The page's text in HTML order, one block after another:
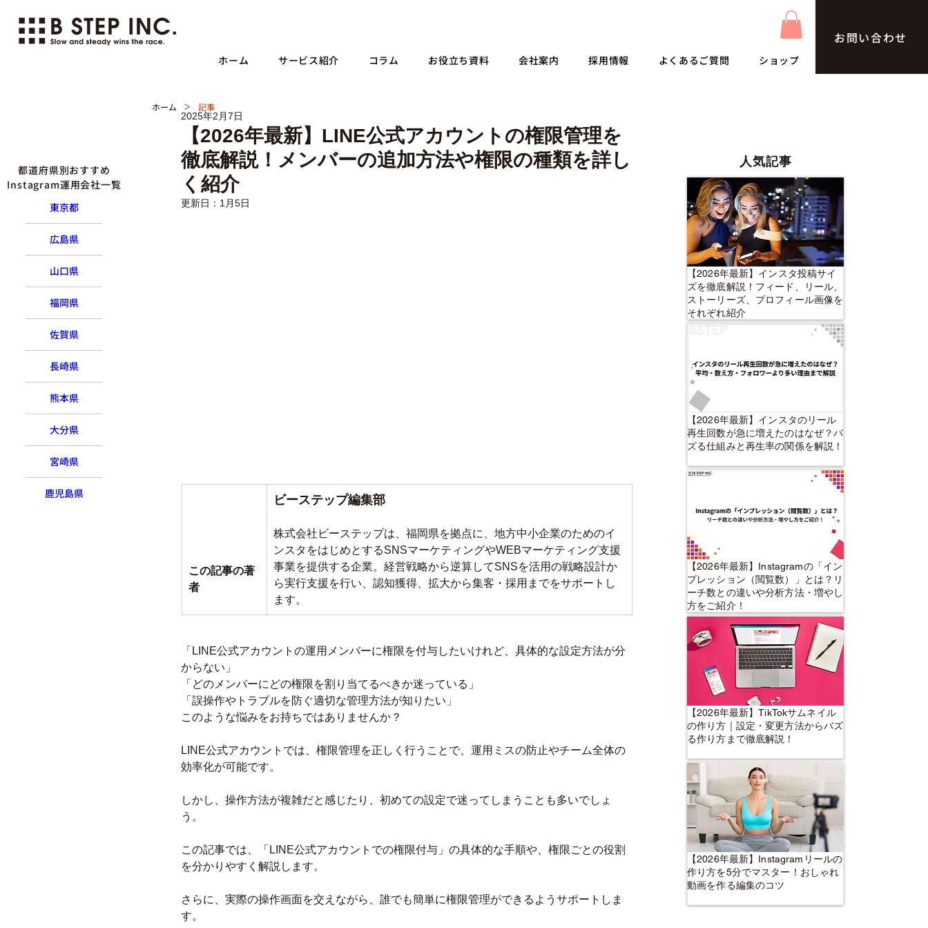
ホーム サービス紹介 コラム お役立ち資料 会社案内 採用情報 よくあるご質問 ショップ
お問い合わせ
【2026年最新】LINE公式アカウントの権限管理を
徹底解説！メンバーの追加方法や権限の種類を詳し
く紹介
2025年2月7日
更新日： 1月5日
この記事の著
者
ビーステップ編集部
株式会社ビーステップは、福岡県を拠点に、地方中小企業のためのイ
ンスタをはじめとするSNSマーケティングやWEBマーケティング支援
事業を提供する企業。 経営戦略から逆算してSNSを活用の戦略設計か
ら実行支援を行い、認知獲得、拡大から集客・採用までをサポートし
ます。
「LINE公式アカウントの運用メンバーに権限を付与したいけれど、具体的な設定方法が分
からない」
「どのメンバーにどの権限を割り当てるべきか迷っている」
「誤操作やトラブルを防ぐ適切な管理方法が知りたい」
このような悩みをお持ちではありませんか？
LINE公式アカウントでは、権限管理を正しく行うことで、運用ミスの防止やチーム全体の
効率化が可能です。
しかし、操作方法が複雑だと感じたり、初めての設定で迷ってしまうことも多いでしょ
う。
この記事では、「LINE公式アカウントでの権限付与」の具体的な手順や、権限ごとの役割
を分かりやすく解説します。
さらに、実際の操作画面を交えながら、誰でも簡単に権限管理ができるようサポートしま
す。
ホーム > 記事
都道府県別おすすめ
Instagram運用会社一覧
東京都
広島県
山口県
福岡県
佐賀県
長崎県
熊本県
大分県
宮崎県
鹿児島県
人気記事
【2026年最新】インスタ投稿サイ
ズを徹底解説！フィード、リール、
ストーリーズ、プロフィール画像を
それぞれ紹介
【2026年最新】インスタのリール
再生回数が急に増えたのはなぜ？バ
ズる仕組みと再生率の関係を解説！
【2026年最新】Instagramの「イン
プレッション（閲覧数）」とは？リ
ーチ数との違いや分析方法・増やし
方をご紹介！
【2026年最新】TikTokサムネイル
の作り方｜設定・変更方法からバズ
る作り方まで徹底解説！
【2026年最新】Instagramリールの
作り方を5分でマスター！おしゃれ
動画を作る編集のコツ